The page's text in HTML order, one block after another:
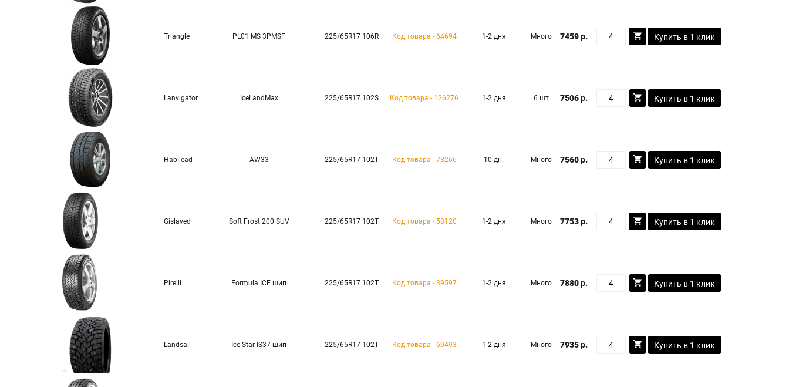
Triangle PL01 MS 3PMSF 225/65R17 106R Код товара - 64694 1-2 дня Много 7459 р. Купить в 1 клик
Lanvigator IceLandMax 225/65R17 102S Код товара - 126276 1-2 дня 6 шт 7506 р. Купить в 1 клик
Habilead AW33 225/65R17 102T Код товара - 73266 10 дн. Много 7560 р. Купить в 1 клик
Gislaved Soft Frost 200 SUV 225/65R17 102T Код товара - 58120 1-2 дня Много 7753 р. Купить в 1 клик
Pirelli Formula ICE шип 225/65R17 102T Код товара - 39597 1-2 дня Много 7880 р. Купить в 1 клик
Landsail Ice Star IS37 шип 225/65R17 102T Код товара - 69493 1-2 дня Много 7935 р. Купить в 1 клик